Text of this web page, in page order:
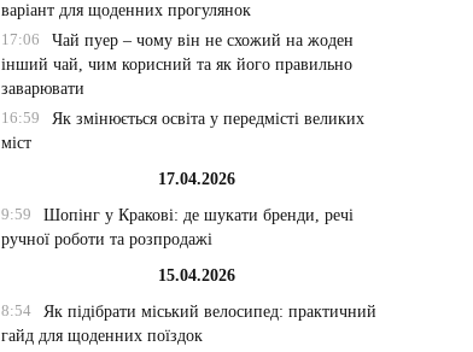
варіант для щоденних прогулянок
17:06
Чай пуер – чому він не схожий на жоден
інший чай, чим корисний та як його правильно
заварювати
16:59
Як змінюється освіта у передмісті великих
міст
17.04.2026
9:59
Шопінг у Кракові: де шукати бренди, речі
ручної роботи та розпродажі
15.04.2026
8:54
Як підібрати міський велосипед: практичний
гайд для щоденних поїздок